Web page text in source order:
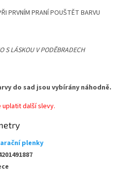
PRVNÍM PRANÍ POUŠTĚT BARVU
S LÁSKOU V PODĚBRADECH
do sad jsou vybírány náhodně.
další slevy.
plenky